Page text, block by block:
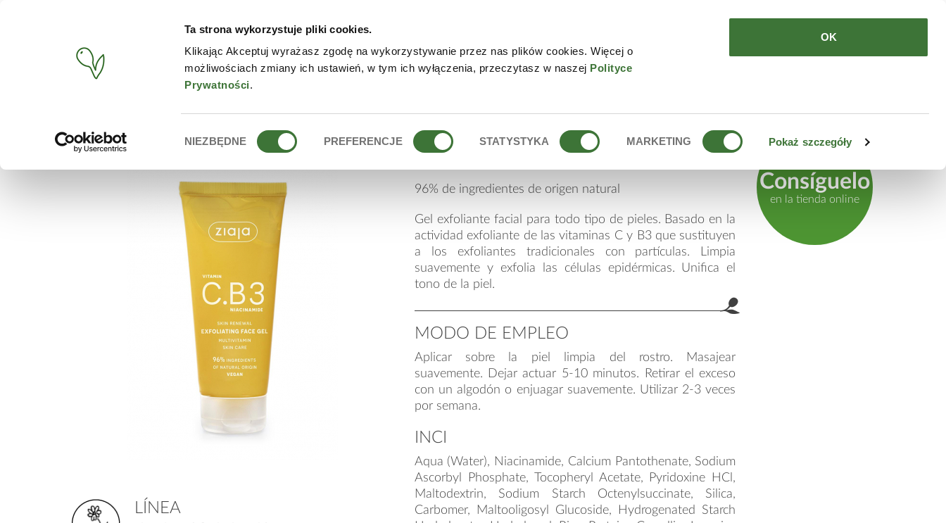
Ta strona wykorzystuje pliki cookies.
Klikając Akceptuj wyrażasz zgodę na wykorzystywanie przez nas plików cookies. Więcej o
możliwościach zmiany ich ustawień, w tym ich wyłączenia, przeczytasz w naszej Polityce
Prywatności.
zgody
NIEZBĘDNE PREFERENCJE STATYSTYKA MARKETING Pokaż szczegóły
OK
PRODUCTOS TIENDA ONLINE CONTACTO
BUSCAR ZIAJA GEL EXFOLIANTE FACIAL
LÍNEA
gel exfoliante facial
96% de ingredientes de origen natural
Gel exfoliante facial para todo tipo de pieles. Basado en la
actividad exfoliante de las vitaminas C y B3 que sustituyen
a los exfoliantes tradicionales con partículas. Limpia
suavemente y exfolia las células epidérmicas. Unifica el
tono de la piel.
MODO DE EMPLEO
Aplicar sobre la piel limpia del rostro. Masajear
suavemente. Dejar actuar 5-10 minutos. Retirar el exceso
con un algodón o enjuagar suavemente. Utilizar 2-3 veces
por semana.
INCI
Aqua (Water), Niacinamide, Calcium Pantothenate, Sodium
Ascorbyl Phosphate, Tocopheryl Acetate, Pyridoxine HCl,
Maltodextrin, Sodium Starch Octenylsuccinate, Silica,
Carbomer, Maltooligosyl Glucoside, Hydrogenated Starch
Consíguelo
en la tienda online